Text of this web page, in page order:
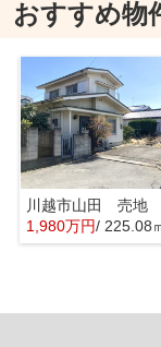
おすすめ物
川越市山田 売地
1,980万円/ 225.08